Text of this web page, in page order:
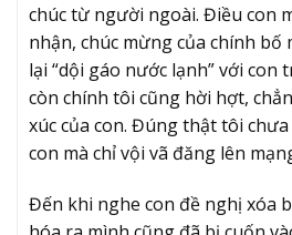
chúc từ người ngoài. Điều con
nhận, chúc mừng của chính
lại “dội gáo nước lạnh” với
còn chính tôi cũng hời hợt,
xúc của con. Đúng thật tôi
con mà chỉ vội vã đăng lên
Đến khi nghe con đề nghị xóa